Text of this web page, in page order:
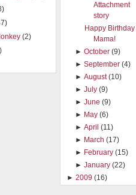
(2)
Attachment
story
Happy Birthday
Mama!
►October (9)
►September (4)
►August (10)
►July (9)
►June (9)
► May (6)
►April (11)
► March (17)
► February (15)
►January (22)
► 2009 (16)